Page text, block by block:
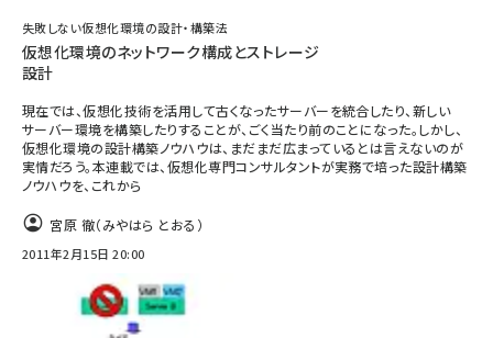
失敗しない仮想化環境の設計・構築法
仮想化環境のネットワーク構成とストレージ
設計
現在では、仮想化技術を活用して古くなったサーバーを統合したり、新しい
サーバー環境を構築したりすることが、ごく当たり前のことになった。しかし、
仮想化環境の設計構築ノウハウは、まだまだ広まっているとは言えないのが
実情だろう。本連載では、仮想化専門コンサルタントが実務で培った設計構築
ノウハウを、これから
宮原 徹（みやはら とおる）
2011年2月15日 20:00